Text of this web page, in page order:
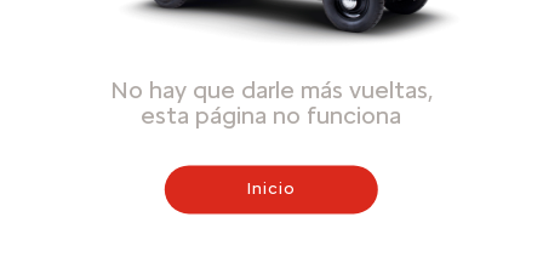
No hay que darle más vueltas,
esta página no funciona
Inicio